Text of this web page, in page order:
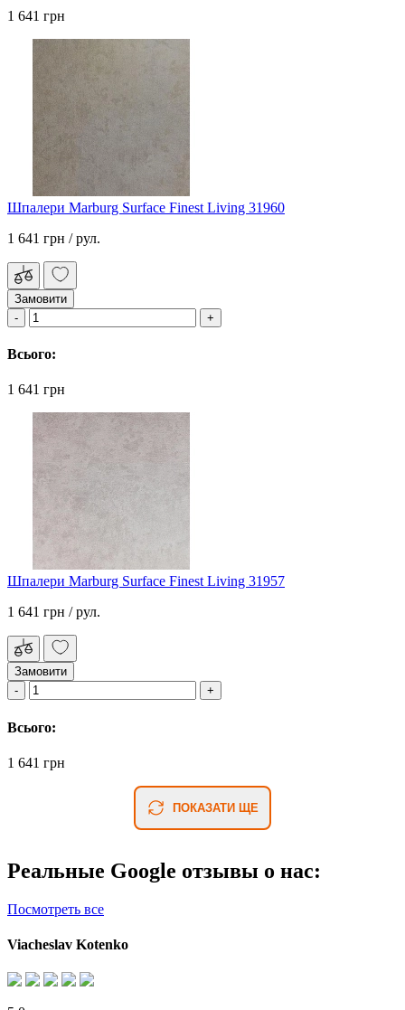
1 641 грн
Шпалери Marburg Surface Finest Living 31960
1 641 грн / рул.
Замовити
Всього:
1 641 грн
Шпалери Marburg Surface Finest Living 31957
1 641 грн / рул.
Замовити
Всього:
1 641 грн
ПОКАЗАТИ ЩЕ
Реальные Google отзывы о нас:
Посмотреть все
Viacheslav Kotenko